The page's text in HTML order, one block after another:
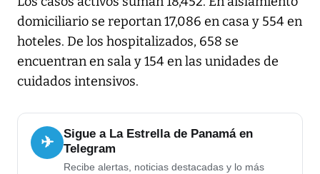
domiciliario se reportan 17,086 en casa y 554 en
hoteles. De los hospitalizados, 658 se
encuentran en sala y 154 en las unidades de
cuidados intensivos.
✈
Sigue a La Estrella de Panamá en
Telegram
Recibe alertas, noticias destacadas y lo más